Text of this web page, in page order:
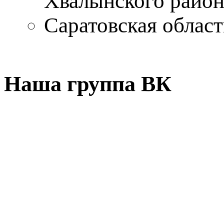
Саратовская
Наша группа ВК